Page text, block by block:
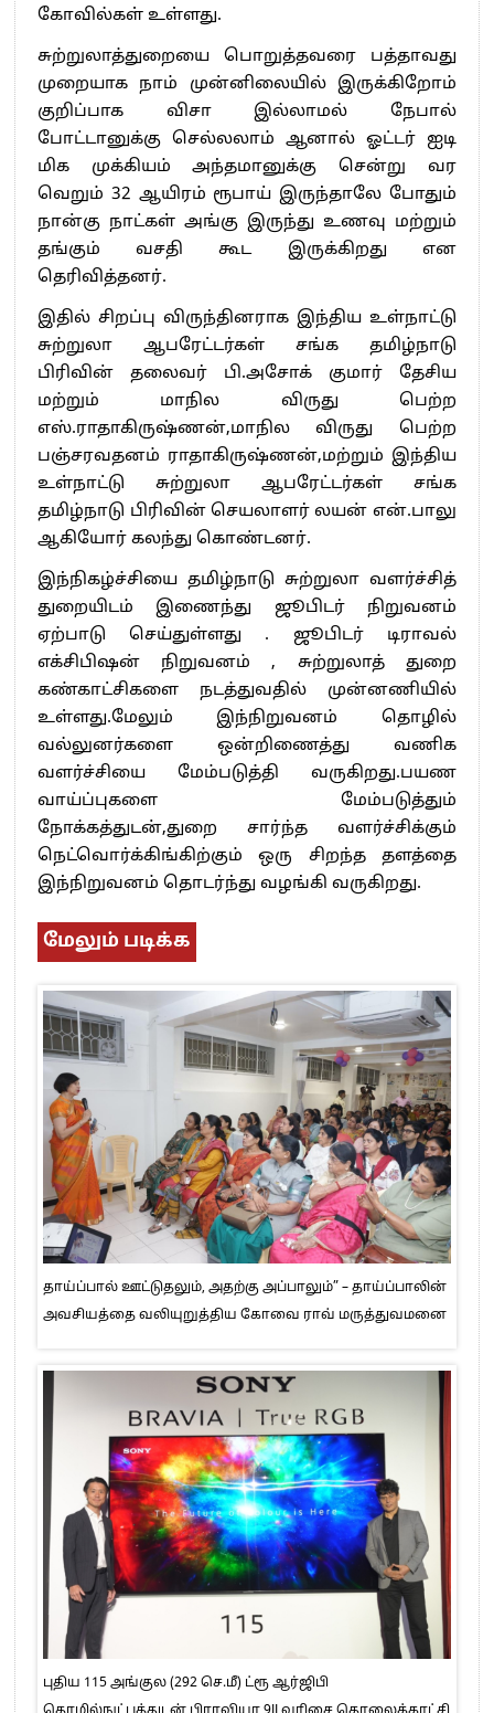
கோவில்கள் உள்ளது.
சுற்றுலாத்துறையை பொறுத்தவரை பத்தாவது
முறையாக நாம் முன்னிலையில் இருக்கிறோம்
குறிப்பாக விசா இல்லாமல் நேபால்
போட்டானுக்கு செல்லலாம் ஆனால் ஓட்டர் ஐடி
மிக முக்கியம் அந்தமானுக்கு சென்று வர
வெறும் 32 ஆயிரம் ரூபாய் இருந்தாலே போதும்
நான்கு நாட்கள் அங்கு இருந்து உணவு மற்றும்
தங்கும் வசதி கூட இருக்கிறது என
தெரிவித்தனர்.
இதில் சிறப்பு விருந்தினராக இந்திய உள்நாட்டு
சுற்றுலா ஆபரேட்டர்கள் சங்க தமிழ்நாடு
பிரிவின் தலைவர் பி.அசோக் குமார் தேசிய
மற்றும் மாநில விருது பெற்ற
எஸ்.ராதாகிருஷ்ணன்,மாநில விருது பெற்ற
பஞ்சரவதனம் ராதாகிருஷ்ணன்,மற்றும் இந்திய
உள்நாட்டு சுற்றுலா ஆபரேட்டர்கள் சங்க
தமிழ்நாடு பிரிவின் செயலாளர் லயன் என்.பாலு
ஆகியோர் கலந்து கொண்டனர்.
இந்நிகழ்ச்சியை தமிழ்நாடு சுற்றுலா வளர்ச்சித்
துறையிடம் இணைந்து ஜூபிடர் நிறுவனம்
ஏற்பாடு செய்துள்ளது . ஜூபிடர் டிராவல்
எக்சிபிஷன் நிறுவனம் , சுற்றுலாத் துறை
கண்காட்சிகளை நடத்துவதில் முன்னணியில்
உள்ளது.மேலும் இந்நிறுவனம் தொழில்
வல்லுனர்களை ஒன்றிணைத்து வணிக
வளர்ச்சியை மேம்படுத்தி வருகிறது.பயண
வாய்ப்புகளை மேம்படுத்தும்
நோக்கத்துடன்,துறை சார்ந்த வளர்ச்சிக்கும்
நெட்வொர்க்கிங்கிற்கும் ஒரு சிறந்த தளத்தை
இந்நிறுவனம் தொடர்ந்து வழங்கி வருகிறது.
மேலும் படிக்க
தாய்ப்பால் ஊட்டுதலும், அதற்கு அப்பாலும்” – தாய்ப்பாலின்
அவசியத்தை வலியுறுத்திய கோவை ராவ் மருத்துவமனை
புதிய 115 அங்குல (292 செ.மீ) ட்ரூ ஆர்ஜிபி